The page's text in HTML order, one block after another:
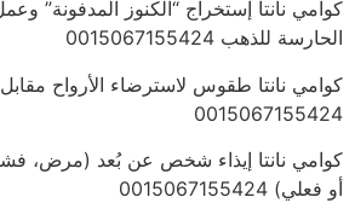
كوامي نانتا إستخراج “الكنوز المدفونة”
الحارسة للذهب 0015067155424
كوامي نانتا طقوس لاسترضاء الأرواح مقابل
0015067155424
كوامي نانتا إيذاء شخص عن بُعد (مرض،
أو فعلي) 0015067155424